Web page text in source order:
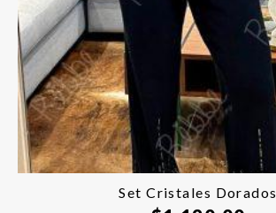
Set Cristales Dorados